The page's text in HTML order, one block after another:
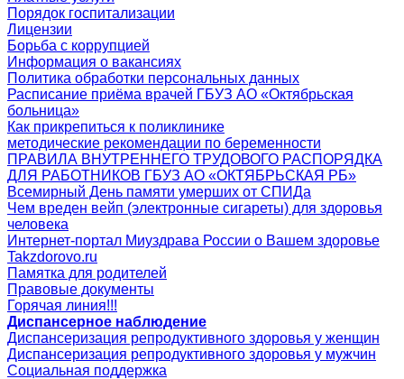
Порядок госпитализации
Лицензии
Борьба с коррупцией
Информация о вакансиях
Политика обработки персональных данных
Расписание приёма врачей ГБУЗ АО «Октябрьская
больница»
Как прикрепиться к поликлинике
методические рекомендации по беременности
ПРАВИЛА ВНУТРЕННЕГО ТРУДОВОГО РАСПОРЯДКА
ДЛЯ РАБОТНИКОВ ГБУЗ АО «ОКТЯБРЬСКАЯ РБ»
Всемирный День памяти умерших от СПИДа
Чем вреден вейп (электронные сигареты) для здоровья
человека
Интернет-портал Миyздрава России о Вашем здоровье
Takzdorovo.ru
Памятка для родителей
Правовые документы
Горячая линия!!!
Диспансерное наблюдение
Диспансеризация репродуктивного здоровья у женщин
Диспансеризация репродуктивного здоровья у мужчин
Социальная поддержка